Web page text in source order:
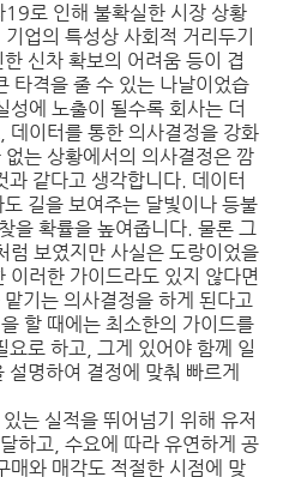
로 인해 불확실한 시장 상황
업의 특성상 사회적 거리두기
신차 확보의 어려움 등이 겹
타격을 줄 수 있는 나날이었습
성에 노출이 될수록 회사는 더
데이터를 통한 의사결정을 강화
는 상황에서의 의사결정은 깜
같다고 생각합니다. 데이터
길을 보여주는 달빛이나 등불
을 확률을 높여줍니다. 물론 그
럼 보였지만 사실은 도랑이었을
러한 가이드라도 있지 않다면
기는 의사결정을 하게 된다고
할 때에는 최소한의 가이드를
로 하고, 그게 있어야 함께 일
명하여 결정에 맞춰 빠르게
는 실적을 뛰어넘기 위해 유저
하고, 수요에 따라 유연하게 공
매와 매각도 적절한 시점에 맞